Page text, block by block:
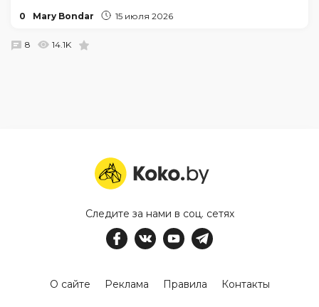
0 Mary Bondar 15 июля 2026
8 14.1K
Следите за нами в соц. сетях
О сайте Реклама Правила Контакты